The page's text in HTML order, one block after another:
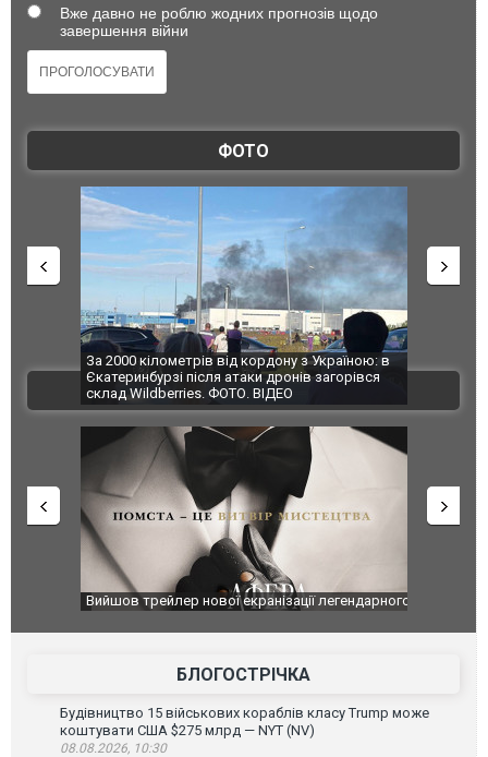
Вже давно не роблю жодних прогнозів щодо
завершення війни
ФОТО
За 2000 кілометрів від кордону з Україною: в
Єкатеринбурзі після атаки дронів загорівся
склад Wildberries. ФОТО. ВІДЕО
"Мої
ВІДЕО
Вийшов трейлер нової екранізації легендарного
БЛОГОСТРІЧКА
Будівництво 15 військових кораблів класу Trump може
коштувати США $275 млрд — NYT (NV)
08.08.2026, 10:30